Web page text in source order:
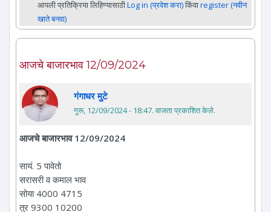
आपली प्रतिक्रिया लिहिण्यासाठीLog in (प्रवेश करा)किंवाregister (नवीन
खाते बनवा)
आजचे बाजारभाव 12/09/2024
गंगाधर मुटे
गुरू, 12/09/2024 - 18:47. वाजता प्रकाशित केले.
आजचे बाजारभाव 12/09/2024
सायं. 5 पावेतो
सरासरी व कमाल भाव
सोया 4000 4715
तुर 9300 10200